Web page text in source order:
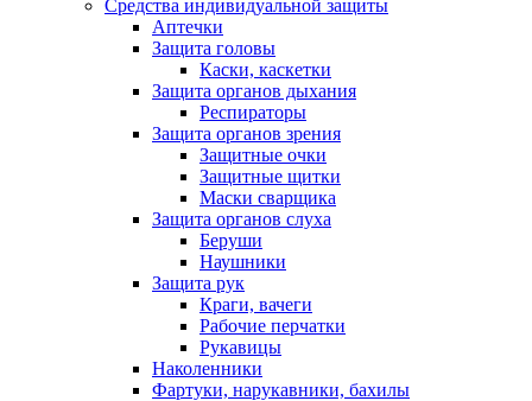
Средства индивидуальной защиты
Аптечки
Защита головы
Каски, каскетки
Защита органов дыхания
Респираторы
Защита органов зрения
Защитные очки
Защитные щитки
Маски сварщика
Защита органов слуха
Беруши
Наушники
Защита рук
Краги, вачеги
Рабочие перчатки
Рукавицы
Наколенники
Фартуки, нарукавники, бахилы